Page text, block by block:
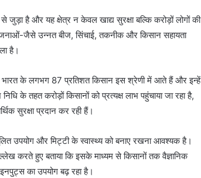
है और यह क्षेत्र न केवल खाद्य सुरक्षा बल्कि करोड़ों लोगों की
जैसे उन्नत बीज, सिंचाई, तकनीक और किसान सहायता
है।
भारत के लगभग 87 प्रतिशत किसान इस श्रेणी में आते हैं और इन्हें
के तहत करोड़ों किसानों को प्रत्यक्ष लाभ पहुंचाया जा रहा है,
सुरक्षा प्रदान कर रही हैं।
उपयोग और मिट्टी के स्वास्थ्य को बनाए रखना आवश्यक है।
करते हुए बताया कि इसके माध्यम से किसानों तक वैज्ञानिक
का उपयोग बढ़ रहा है।